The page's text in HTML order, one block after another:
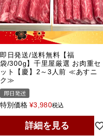
即日発送/送料無料【福
袋/300g】千里屋厳選 お肉重セ
ット【慶】2～3人前 ≪あすニ
ク≫
即日発送
特別価格 ¥3,980税込
詳細を見る